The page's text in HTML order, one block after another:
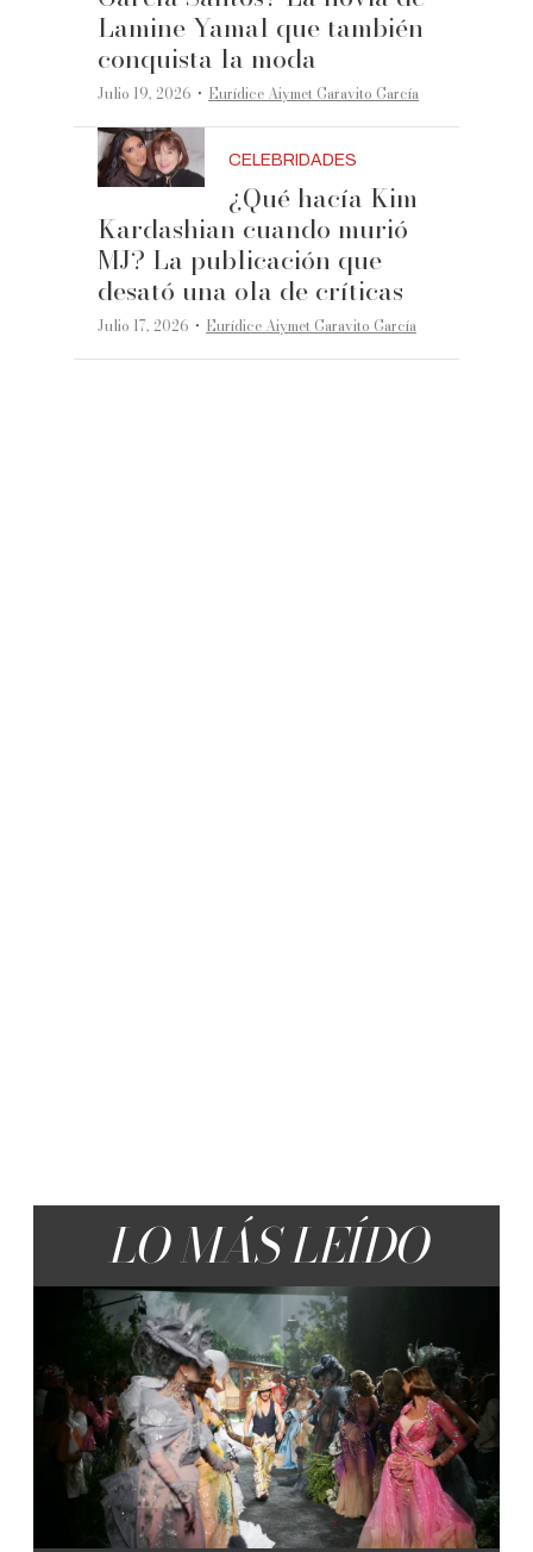
Lamine Yamal que también
conquista la moda
Julio 19, 2026 ·Eurídice Aiymet Garavito García
CELEBRIDADES
¿Qué hacía Kim
Kardashian cuando murió
MJ? La publicación que
desató una ola de críticas
Julio 17, 2026 ·Eurídice Aiymet Garavito García
LO MÁS LEÍDO